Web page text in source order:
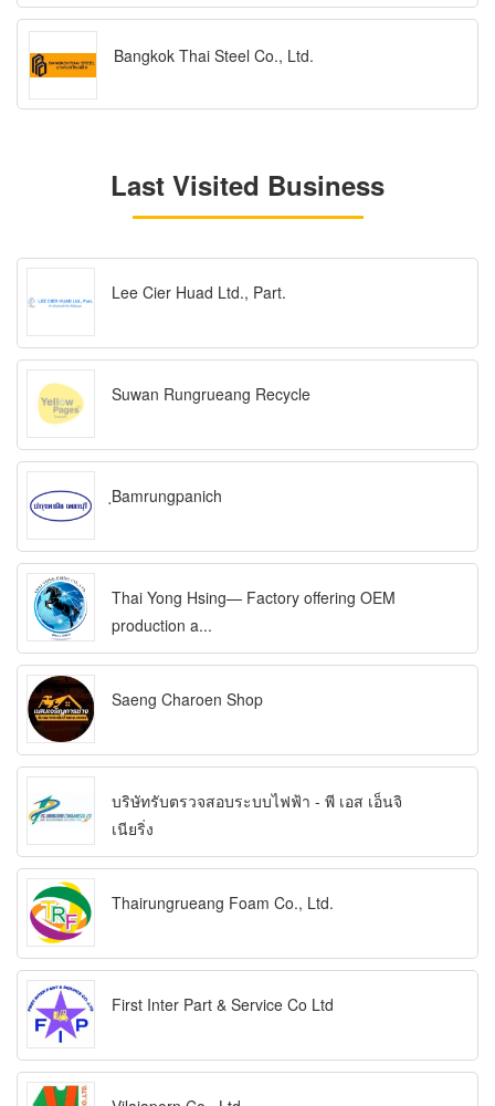
Bangkok Thai Steel Co., Ltd.
Last Visited Business
Lee Cier Huad Ltd., Part.
Suwan Rungrueang Recycle
ฺBamrungpanich
Thai Yong Hsing— Factory offering OEM
production a...
Saeng Charoen Shop
บริษัทรับตรวจสอบระบบไฟฟ้า - พี เอส เอ็นจิ
เนียริ่ง
Thairungrueang Foam Co., Ltd.
First Inter Part & Service Co Ltd